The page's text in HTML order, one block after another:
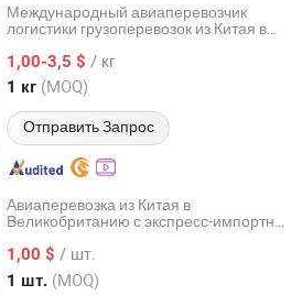
Международный авиаперевозчик
логистики грузоперевозок из Китая в
Уагадугу/Дакар DDU/DAP/DDP от двери
до двери
1,00-3,5 $ / кг
1 кг (MOQ)
Отправить Запрос
International Logistics Co.,
с 2012
Авиаперевозка из Китая в
Великобританию с экспресс-импортной
1,00 $ / шт.
1 шт. (MOQ)
Co., Ltd.
с 2023